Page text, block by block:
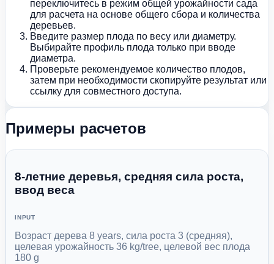
переключитесь в режим общей урожайности сада
для расчета на основе общего сбора и количества
деревьев.
Введите размер плода по весу или диаметру.
Выбирайте профиль плода только при вводе
диаметра.
Проверьте рекомендуемое количество плодов,
затем при необходимости скопируйте результат или
ссылку для совместного доступа.
Примеры расчетов
8-летние деревья, средняя сила роста,
ввод веса
INPUT
Возраст дерева 8 years, сила роста 3 (средняя),
целевая урожайность 36 kg/tree, целевой вес плода
180 g